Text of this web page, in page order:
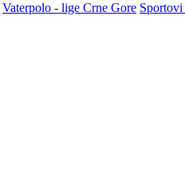
Vaterpolo - lige Crne Gore